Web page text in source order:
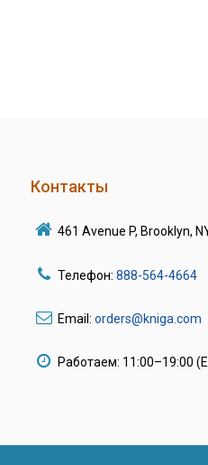
Контакты
461 Avenue P, Brooklyn,
Телефон: 888-564-4664
Email: orders@kniga.com
Работаем: 11:00–19:00